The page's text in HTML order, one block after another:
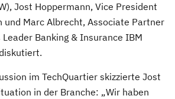
Jost Hoppermann, Vice President
und Marc Albrecht, Associate Partner
Banking & Insurance IBM
im TechQuartier skizzierte Jost
in der Branche: „Wir haben